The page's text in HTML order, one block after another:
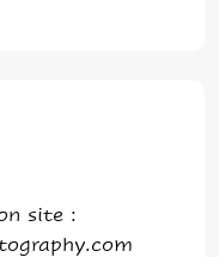
site :